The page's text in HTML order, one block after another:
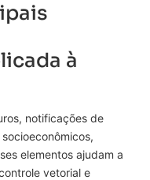
à
notificações de
elementos ajudam a
vetorial e